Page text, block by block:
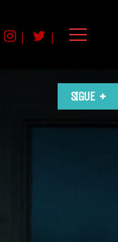
| |
SIGUE